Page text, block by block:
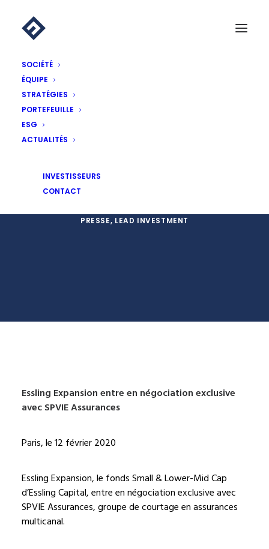
SOCIÉTÉ
ÉQUIPE
STRATÉGIES
PORTEFEUILLE
ESG
ACTUALITÉS
INVESTISSEURS
CONTACT
négociation exclusive avec SPVIE
PRESSE, LEAD INVESTMENT
Essling Expansion entre en négociation exclusive
avec SPVIE Assurances
Paris, le 12 février 2020
Essling Expansion, le fonds Small & Lower-Mid Cap
d’Essling Capital, entre en négociation exclusive avec
SPVIE Assurances, groupe de courtage en assurances
multicanal.